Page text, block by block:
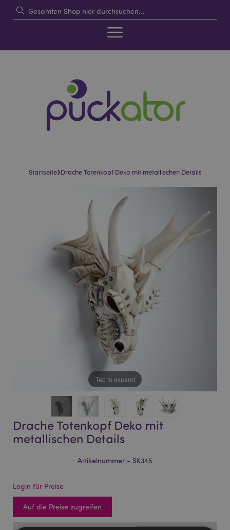
Startseite›Drache Totenkopf Deko mit metallischen Details
Tap to expand
Drache Totenkopf Deko mit
metallischen Details
Artikelnummer - SK345
Login für Preise
Auf die Preise zugreifen